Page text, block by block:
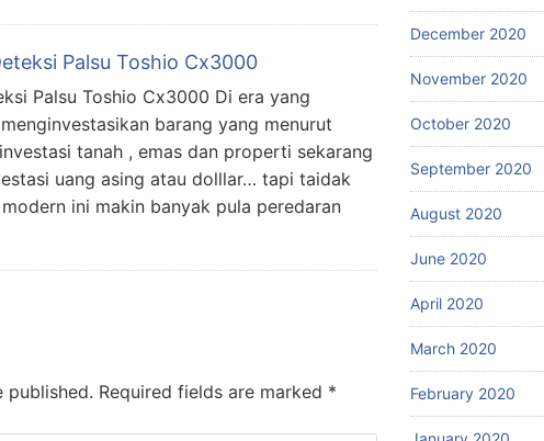
Palsu Toshio Cx3000
Palsu Toshio Cx3000 Di era yang
barang yang menurut
tanah , emas dan properti sekarang
uang asing atau dolllar… tapi taidak
ini makin banyak pula peredaran
published. Required fields are marked *
December 2020
November 2020
October 2020
September 2020
August 2020
June 2020
April 2020
March 2020
February 2020